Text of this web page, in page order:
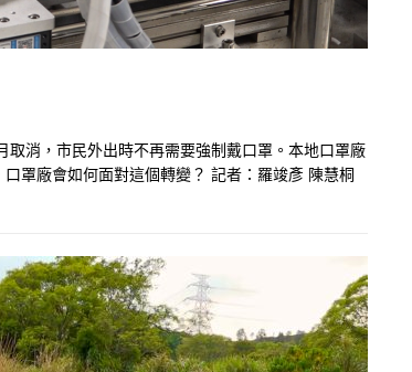
取消，市民外出時不再需要強制戴口罩。本地口罩廠
罩廠會如何面對這個轉變？ 記者：羅竣彥 陳慧桐